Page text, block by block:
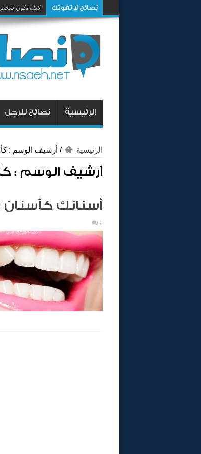
نصائح لا تفوتك كيف تكون شخص
الرئيسية نصائح للرجل
الرئيسية / أرشيف الوسم :
أرشيف الوسم :
أسنانك كأسنان
0